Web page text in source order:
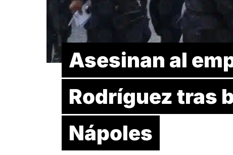
Asesinan al
Rodríguez tras
Nápoles